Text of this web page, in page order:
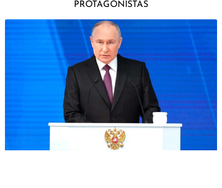
PROTAGONISTAS